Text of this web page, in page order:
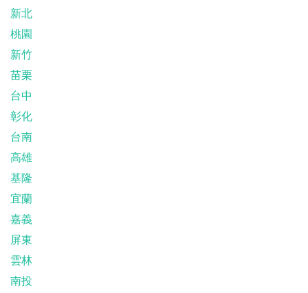
新北
桃園
新竹
苗栗
台中
彰化
台南
高雄
基隆
宜蘭
嘉義
屏東
雲林
南投